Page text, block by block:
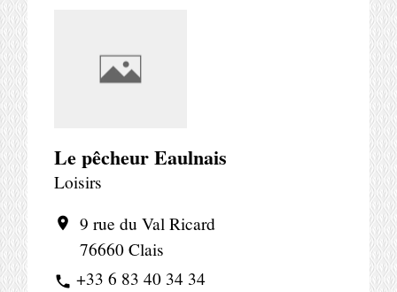
Le pêcheur Eaulnais
Loisirs
location_on
9 rue du Val Ricard
76660 Clais
phone +33 6 83 40 34 34